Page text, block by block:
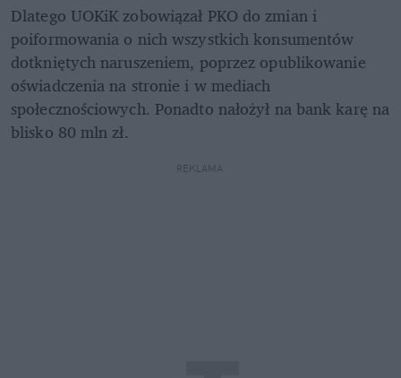
Dlatego UOKiK zobowiązał PKO do zmian i
poiformowania o nich wszystkich konsumentów
dotkniętych naruszeniem, poprzez opublikowanie
oświadczenia na stronie i w mediach
społecznościowych. Ponadto nałożył na bank karę na
blisko 80 mln zł.
REKLAMA